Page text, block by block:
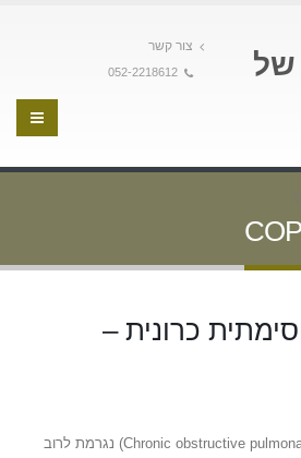
של
צור קשר
052-2218612
כרונית –
מחלת ה Chronic obstructive pulmonary disease) COPD) נגרמת לרוב